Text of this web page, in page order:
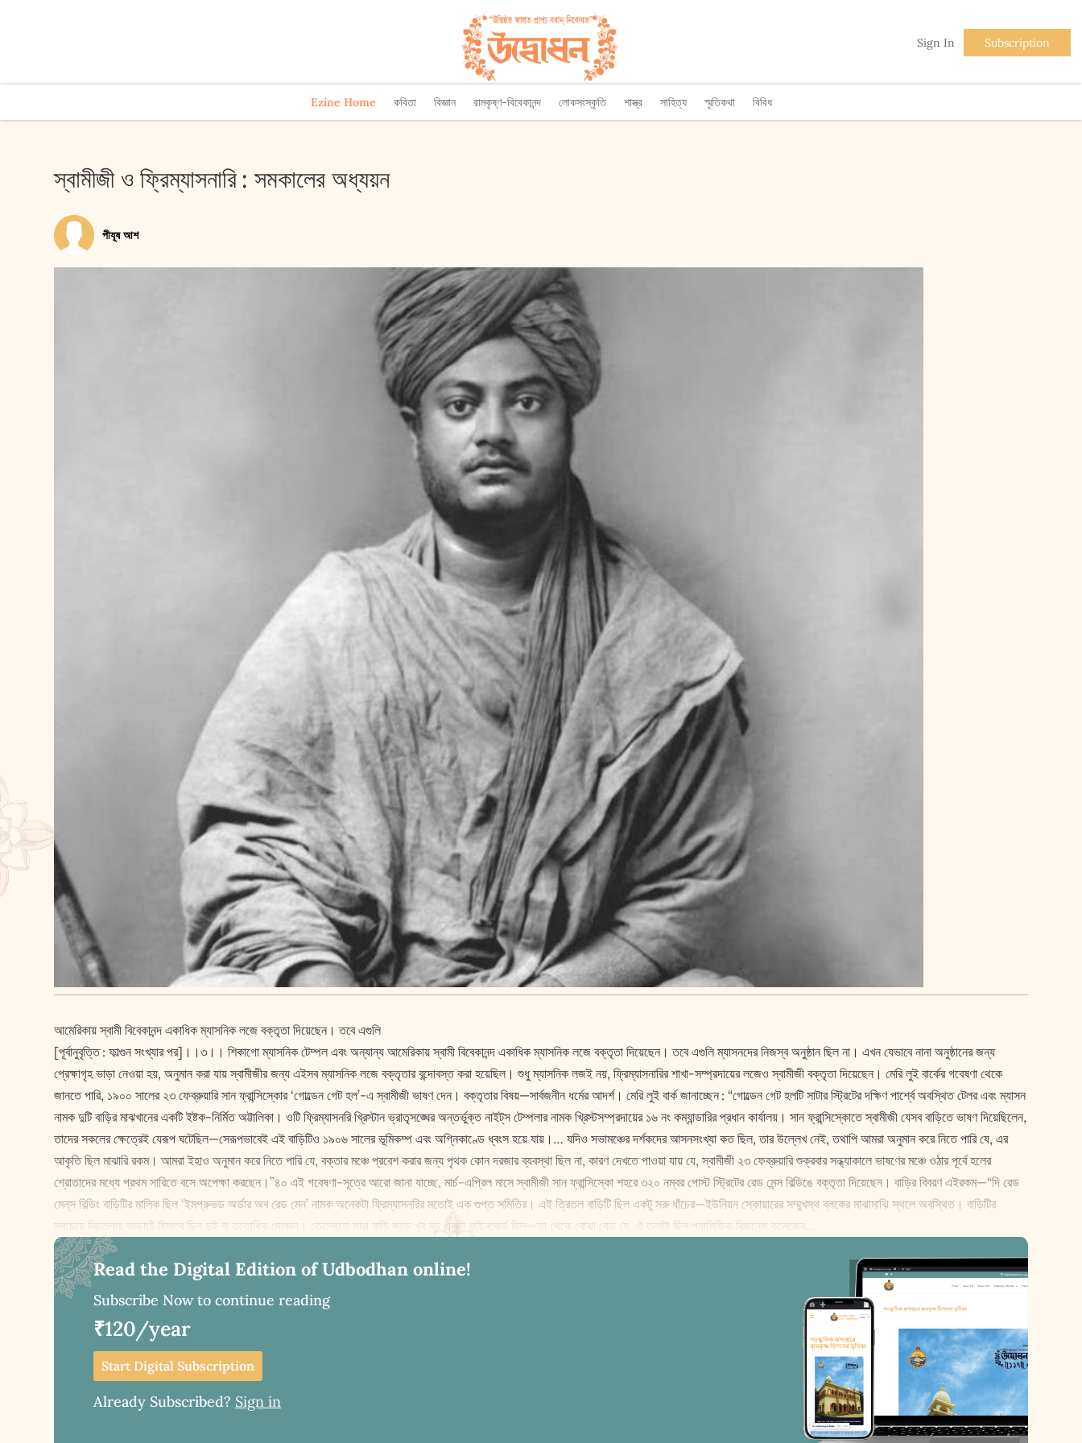
Sign In Subscription
Ezine Home কবিতা বিজ্ঞান রামকৃষ্ণ-বিবেকানন্দ লোকসংস্কৃতি শাস্ত্র সাহিত্য স্মৃতিকথা বিবিধ
স্বামীজী ও ফ্রিম্যাসনারি : সমকালের অধ্যয়ন
পীযূষ আশ
আমেরিকায় স্বামী বিবেকানন্দ একাধিক ম্যাসনিক লজে বক্তৃতা দিয়েছেন। তবে এগুলি
[পূর্বানুবৃত্তি : ফাল্গুন সংখ্যার পর]।।৩।। শিকাগো ম্যাসনিক টেম্পল এবং অন্যান্য আমেরিকায় স্বামী বিবেকানন্দ একাধিক ম্যাসনিক লজে বক্তৃতা দিয়েছেন। তবে এগুলি ম্যাসনদের নিজস্ব অনুষ্ঠান ছিল না। এখন যেভাবে নানা অনুষ্ঠানের জন্য
প্রেক্ষাগৃহ ভাড়া নেওয়া হয়, অনুমান করা যায় স্বামীজীর জন্য এইসব ম্যাসনিক লজে বক্তৃতার বন্দোবস্ত করা হয়েছিল। শুধু ম্যাসনিক লজই নয়, ফ্রিম্যাসনারির শাখা-সম্প্রদায়ের লজেও স্বামীজী বক্তৃতা দিয়েছেন। মেরি লুই বার্কের গবেষণা থেকে
জানতে পারি, ১৯০০ সালের ২৩ ফেব্রুয়ারি সান ফ্রান্সিস্কোর ‘গোল্ডেন গেট হল’-এ স্বামীজী ভাষণ দেন। বক্তৃতার বিষয়—সার্বজনীন ধর্মের আদর্শ। মেরি লুই বার্ক জানাচ্ছেন : “গোল্ডেন গেট হলটি সাটার স্ট্রিটের দক্ষিণ পার্শ্বে অবস্থিত টেলর এবং ম্যাসন
নামক দুটি বাড়ির মাঝখানের একটি ইষ্টক-নির্মিত অট্টালিকা। ওটি ফ্রিম্যাসনরি খ্রিস্টান ভ্রাতৃসঙ্ঘের অন্তর্ভুক্ত নাইট্‌স টেম্পলার নামক খ্রিস্টসম্প্রদায়ের ১৬ নং কম্যান্ডারির প্রধান কার্যালয়। সান ফ্রান্সিস্কোতে স্বামীজী যেসব বাড়িতে ভাষণ দিয়েছিলেন,
তাদের সকলের ক্ষেত্রেই যেরূপ ঘটেছিল—সেরূপভাবেই এই বাড়িটিও ১৯০৬ সালের ভূমিকম্প এবং অগ্নিকাণ্ডে ধ্বংস হয়ে যায়।… যদিও সভামঞ্চের দর্শকদের আসনসংখ্যা কত ছিল, তার উল্লেখ নেই, তথাপি আমরা অনুমান করে নিতে পারি যে, এর
আকৃতি ছিল মাঝারি রকম। আমরা ইহাও অনুমান করে নিতে পারি যে, বক্তার মঞ্চে প্রবেশ করার জন্য পৃথক কোন দরজার ব্যবস্থা ছিল না, কারণ দেখতে পাওয়া যায় যে, স্বামীজী ২৩ ফেব্রুয়ারি শুক্রবার সন্ধ্যাকালে ভাষণের মঞ্চে ওঠার পূর্বে হলের
শ্রোতাদের মধ্যে প্রথম সারিতে বসে অপেক্ষা করছেন।”৪০ এই গবেষণা-সূত্রে আরো জানা যাচ্ছে, মার্চ-এপ্রিল মাসে স্বামীজী সান ফ্রান্সিস্কো শহরে ৩২০ নম্বর পোস্ট স্ট্রিটের রেড মেন্স বিল্ডিঙে বক্তৃতা দিয়েছেন। বাড়ির বিবরণ এইরকম—“দি রেড
মেন্‌স বিল্ডিং বাড়িটির মালিক ছিল ‘ইমপ্রুভড অর্ডার অব রেড মেন’ নামক অনেকটা ফ্রিম্যাসনরির মতোই এক গুপ্ত সমিতির। এই ত্রিতল বাড়িটি ছিল একটু সরু ধাঁচের—ইউনিয়ন স্কোয়ারের সম্মুখস্থ ব্লকের মাঝামাঝি স্থলে অবস্থিত। বাড়িটির
সবচেয়ে নিচতলায় ভাড়াটে হিসাবে ছিল দুই বা ততোধিক দোকান। তেতলাতে সারা বাড়ি জুড়ে খুব বড় একটা সাইনবোর্ড ছিল—তা থেকে বোঝা যেত যে, ঐ তলাটা ছিল প্যাসিফিক বিজনেস কলেজের...
Read the Digital Edition of Udbodhan online!
Subscribe Now to continue reading
₹120/year
Start Digital Subscription
Already Subscribed? Sign in